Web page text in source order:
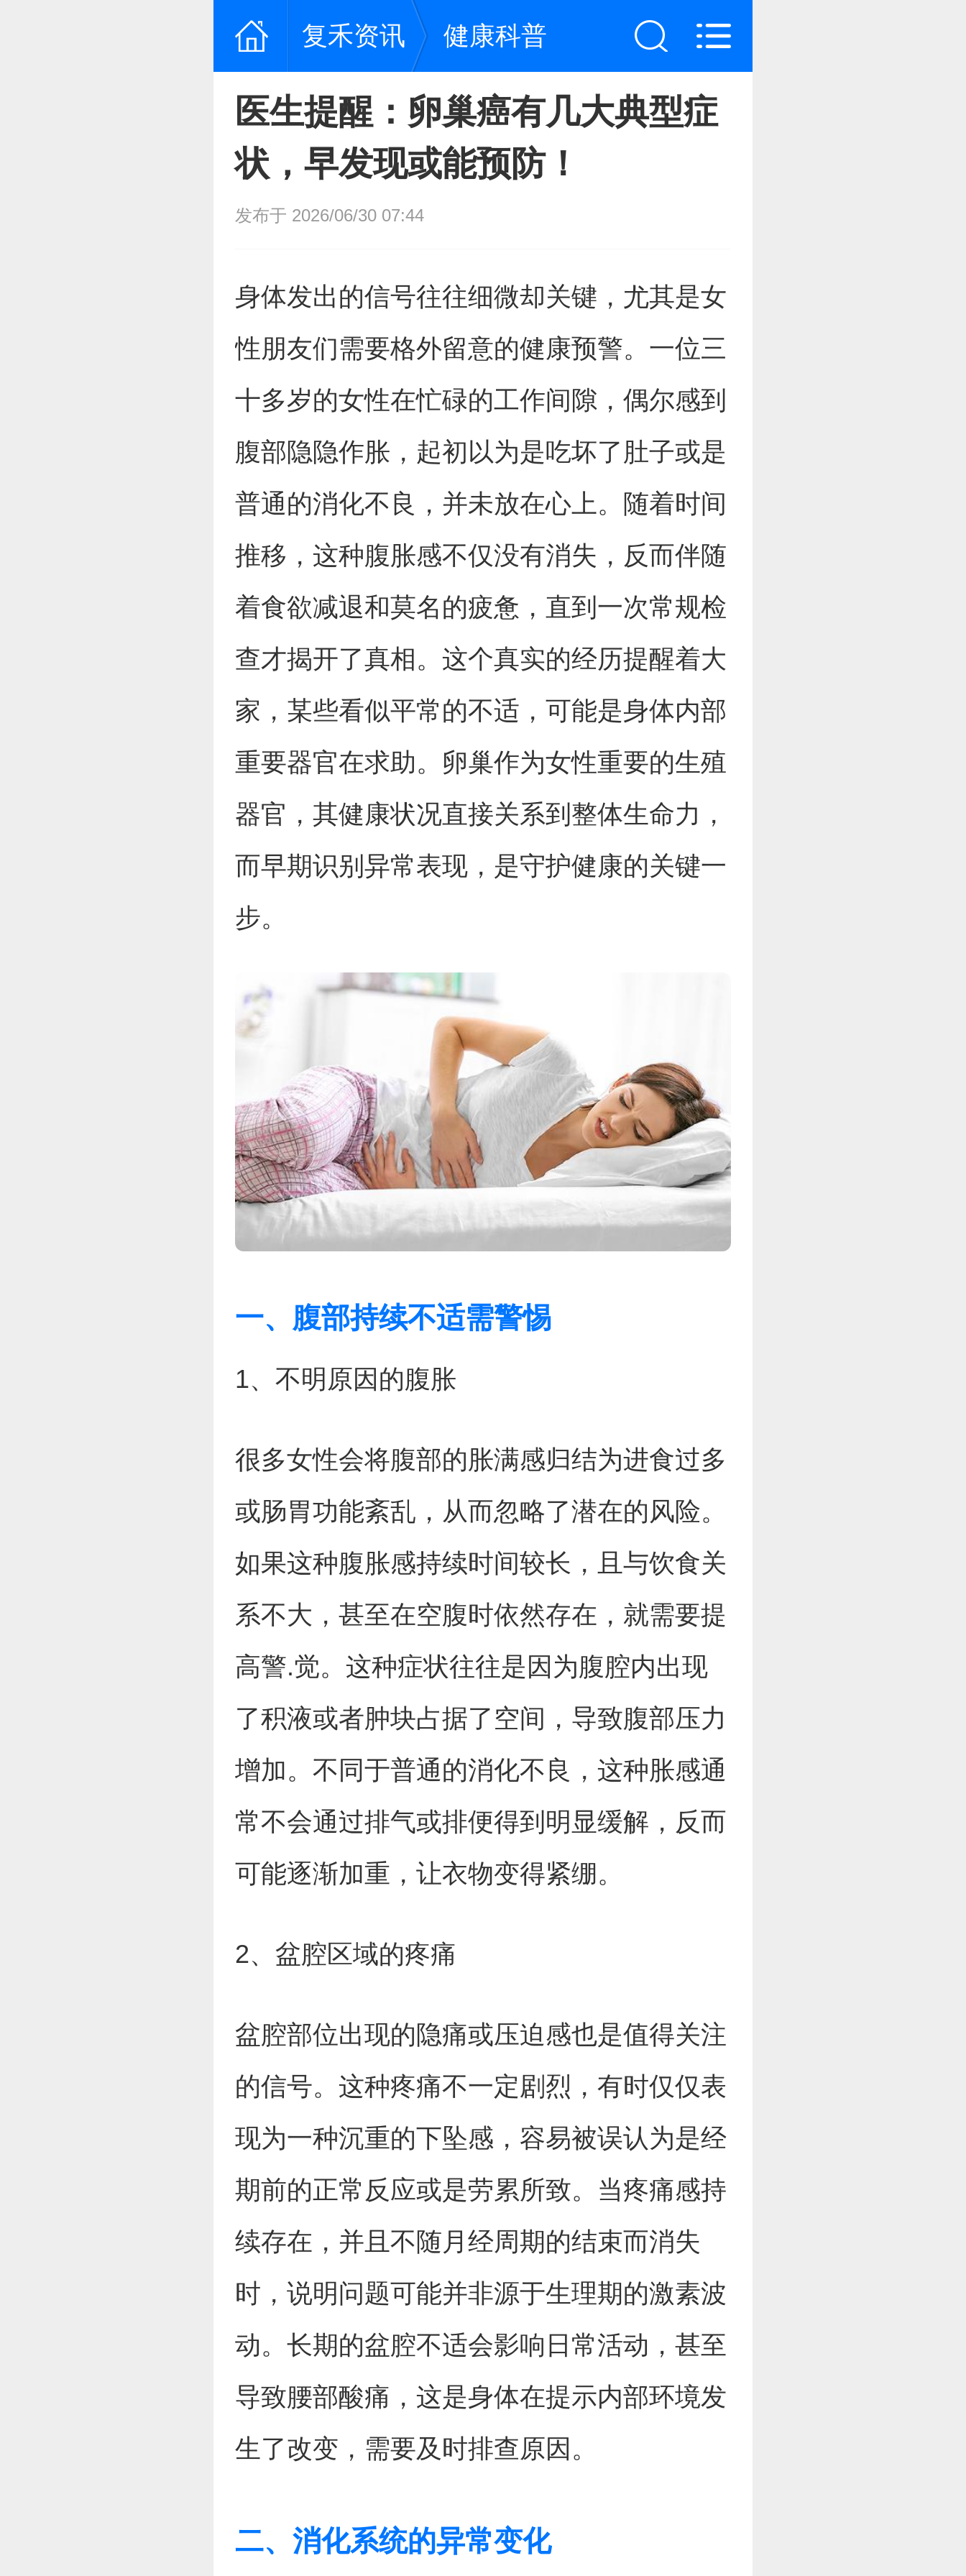
复禾资讯 健康科普
医生提醒：卵巢癌有几大典型症
状，早发现或能预防！
发布于 2026/06/30 07:44
身体发出的信号往往细微却关键，尤其是女
性朋友们需要格外留意的健康预警。一位三
十多岁的女性在忙碌的工作间隙，偶尔感到
腹部隐隐作胀，起初以为是吃坏了肚子或是
普通的消化不良，并未放在心上。随着时间
推移，这种腹胀感不仅没有消失，反而伴随
着食欲减退和莫名的疲惫，直到一次常规检
查才揭开了真相。这个真实的经历提醒着大
家，某些看似平常的不适，可能是身体内部
重要器官在求助。卵巢作为女性重要的生殖
器官，其健康状况直接关系到整体生命力，
而早期识别异常表现，是守护健康的关键一
步。
一、腹部持续不适需警惕
1、不明原因的腹胀
很多女性会将腹部的胀满感归结为进食过多
或肠胃功能紊乱，从而忽略了潜在的风险。
如果这种腹胀感持续时间较长，且与饮食关
系不大，甚至在空腹时依然存在，就需要提
高警.觉。这种症状往往是因为腹腔内出现
了积液或者肿块占据了空间，导致腹部压力
增加。不同于普通的消化不良，这种胀感通
常不会通过排气或排便得到明显缓解，反而
可能逐渐加重，让衣物变得紧绷。
2、盆腔区域的疼痛
盆腔部位出现的隐痛或压迫感也是值得关注
的信号。这种疼痛不一定剧烈，有时仅仅表
现为一种沉重的下坠感，容易被误认为是经
期前的正常反应或是劳累所致。当疼痛感持
续存在，并且不随月经周期的结束而消失
时，说明问题可能并非源于生理期的激素波
动。长期的盆腔不适会影响日常活动，甚至
导致腰部酸痛，这是身体在提示内部环境发
生了改变，需要及时排查原因。
二、消化系统的异常变化